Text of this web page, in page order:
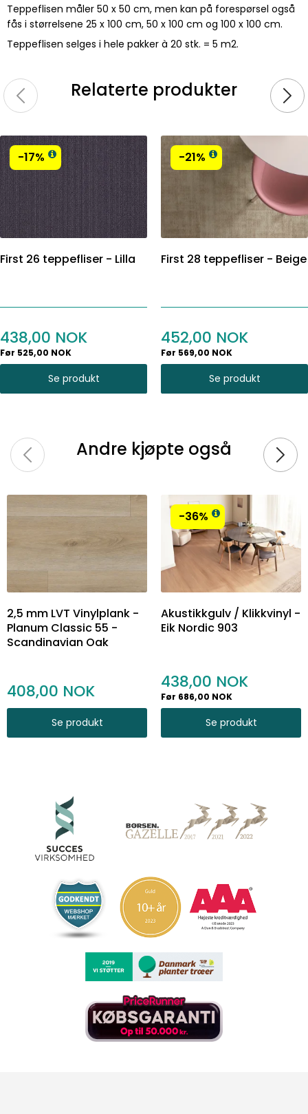
Teppeflisen måler 50 x 50 cm, men kan på forespørsel også
fås i størrelsene 25 x 100 cm, 50 x 100 cm og 100 x 100 cm.
Teppeflisen selges i hele pakker à 20 stk. = 5 m2.
Relaterte produkter
-17%
First 26 teppefliser - Lilla
438,00
Før 525,00 NOK
Se produkt
-21%
First 28 teppefliser - Beige
452,00
Før 569,00 NOK
Se produkt
Andre kjøpte også
2,5 mm LVT Vinylplank -
Planum Classic 55 -
Scandinavian Oak
408,00
Se produkt
-36%
Akustikkgulv / Klikkvinyl -
Eik Nordic 903
438,00
Før 686,00 NOK
Se produkt